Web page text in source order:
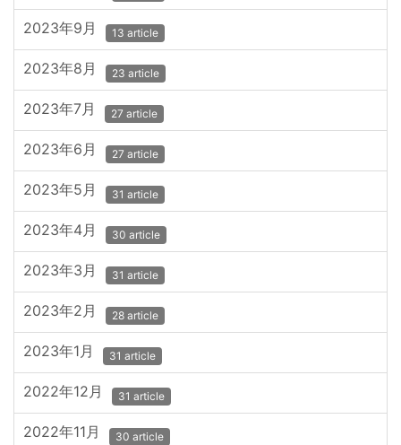
2023年9月 13 article
2023年8月 23 article
2023年7月 27 article
2023年6月 27 article
2023年5月 31 article
2023年4月 30 article
2023年3月 31 article
2023年2月 28 article
2023年1月 31 article
2022年12月 31 article
2022年11月 30 article